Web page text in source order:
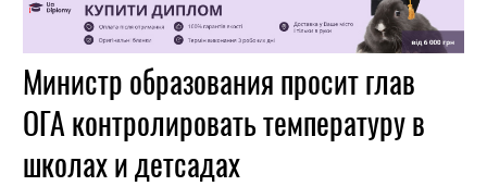
Министр образования просит глав
ОГА контролировать температуру в
школах и детсадах